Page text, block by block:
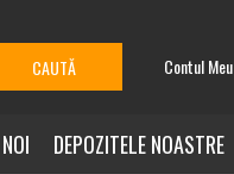
Contul Meu
DEPOZITELE NOASTRE